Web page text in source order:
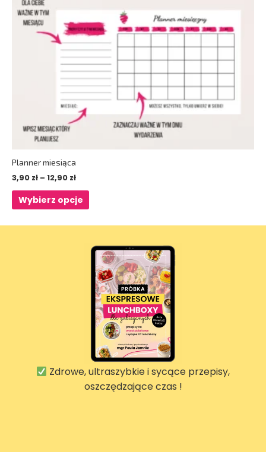
Planner miesiąca
3,90 zł – 12,90 zł
Wybierz opcje
stronie
produktu
Zdrowe, ultraszybkie i sycące przepisy,
oszczędzające czas !